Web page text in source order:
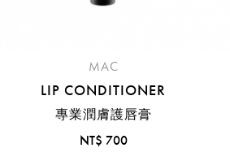
MAC
LIP CONDITIONER
專業潤膚護唇膏
NT$ 700